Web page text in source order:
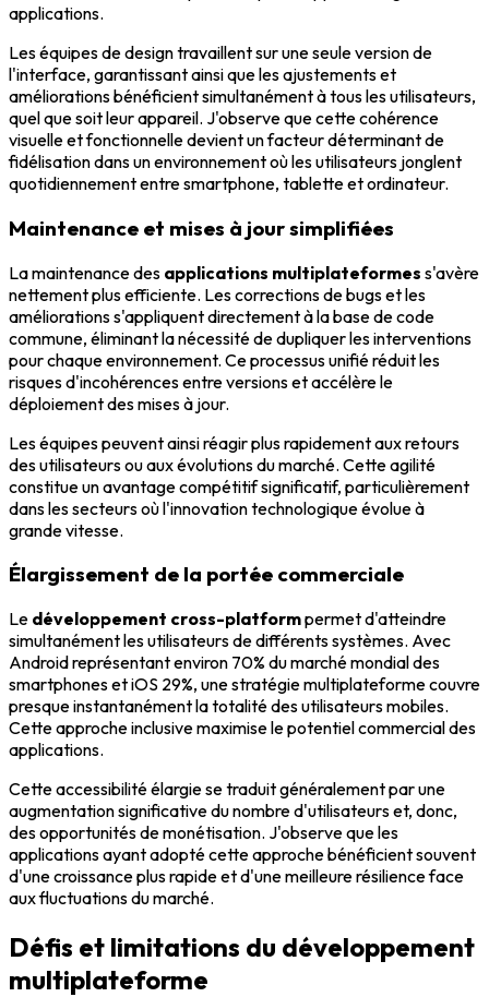
applications.
Les équipes de design travaillent sur une seule version de
l'interface, garantissant ainsi que les ajustements et
améliorations bénéficient simultanément à tous les utilisateurs,
quel que soit leur appareil. J'observe que cette cohérence
visuelle et fonctionnelle devient un facteur déterminant de
fidélisation dans un environnement où les utilisateurs jonglent
quotidiennement entre smartphone, tablette et ordinateur.
Maintenance et mises à jour simplifiées
La maintenance des applications multiplateformes s'avère
nettement plus efficiente. Les corrections de bugs et les
améliorations s'appliquent directement à la base de code
commune, éliminant la nécessité de dupliquer les interventions
pour chaque environnement. Ce processus unifié réduit les
risques d'incohérences entre versions et accélère le
déploiement des mises à jour.
Les équipes peuvent ainsi réagir plus rapidement aux retours
des utilisateurs ou aux évolutions du marché. Cette agilité
constitue un avantage compétitif significatif, particulièrement
dans les secteurs où l'innovation technologique évolue à
grande vitesse.
Élargissement de la portée commerciale
Le développement cross-platformpermet d'atteindre
simultanément les utilisateurs de différents systèmes. Avec
Android représentant environ 70% du marché mondial des
smartphones et iOS 29%, une stratégie multiplateforme couvre
presque instantanément la totalité des utilisateurs mobiles.
Cette approche inclusive maximise le potentiel commercial des
applications.
Cette accessibilité élargie se traduit généralement par une
augmentation significative du nombre d'utilisateurs et, donc,
des opportunités de monétisation. J'observe que les
applications ayant adopté cette approche bénéficient souvent
d'une croissance plus rapide et d'une meilleure résilience face
aux fluctuations du marché.
Défis et limitations du développement
multiplateforme